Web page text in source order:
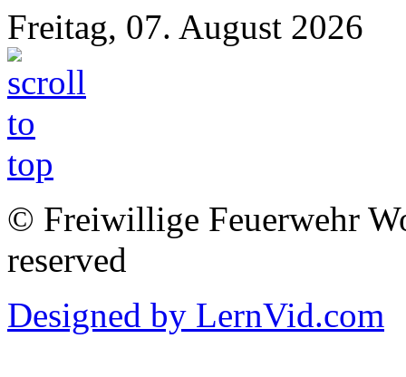
Freitag, 07. August 2026
© Freiwillige Feuerwehr
reserved
Designed by LernVid.com